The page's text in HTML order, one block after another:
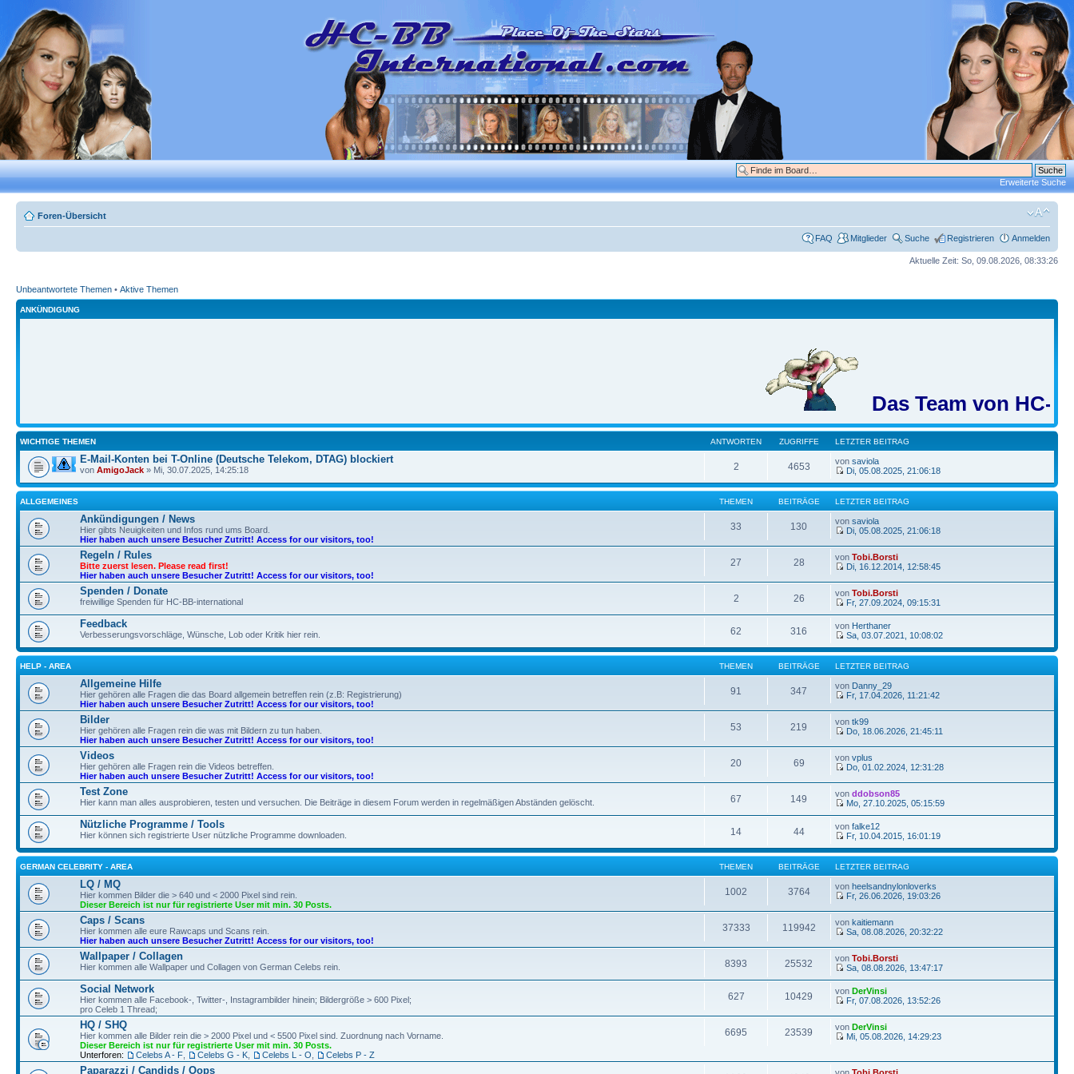
Erweiterte Suche
Foren-Übersicht
FAQ Mitglieder Suche Registrieren Anmelden
Aktuelle Zeit: So, 09.08.2026, 08:33:26
Unbeantwortete Themen • Aktive Themen
ANKÜNDIGUNG
Das Team von HC-BB
WICHTIGE THEMEN ANTWORTEN ZUGRIFFE LETZTER BEITRAG
E-Mail-Konten bei T-Online (Deutsche Telekom, DTAG) blockiert
von AmigoJack » Mi, 30.07.2025, 14:25:18 2 4653 von saviola
Di, 05.08.2025, 21:06:18
ALLGEMEINES THEMEN BEITRÄGE LETZTER BEITRAG
Ankündigungen / News
Hier gibts Neuigkeiten und Infos rund ums Board.
Hier haben auch unsere Besucher Zutritt! Access for our visitors, too!
33 130 von saviola
Di, 05.08.2025, 21:06:18
Regeln / Rules
Bitte zuerst lesen. Please read first!
Hier haben auch unsere Besucher Zutritt! Access for our visitors, too!
27 28 von Tobi.Borsti
Di, 16.12.2014, 12:58:45
Spenden / Donate
freiwillige Spenden für HC-BB-international 2 26 von Tobi.Borsti
Fr, 27.09.2024, 09:15:31
Feedback
Verbesserungsvorschläge, Wünsche, Lob oder Kritik hier rein. 62 316 von Herthaner
Sa, 03.07.2021, 10:08:02
HELP - AREA THEMEN BEITRÄGE LETZTER BEITRAG
Allgemeine Hilfe
Hier gehören alle Fragen die das Board allgemein betreffen rein (z.B: Registrierung)
Hier haben auch unsere Besucher Zutritt! Access for our visitors, too!
91 347 von Danny_29
Fr, 17.04.2026, 11:21:42
Bilder
Hier gehören alle Fragen rein die was mit Bildern zu tun haben.
Hier haben auch unsere Besucher Zutritt! Access for our visitors, too!
53 219 von tk99
Do, 18.06.2026, 21:45:11
Videos
Hier gehören alle Fragen rein die Videos betreffen.
Hier haben auch unsere Besucher Zutritt! Access for our visitors, too!
20 69 von vplus
Do, 01.02.2024, 12:31:28
Test Zone
Hier kann man alles ausprobieren, testen und versuchen. Die Beiträge in diesem Forum werden in regelmäßigen Abständen gelöscht. 67 149 von ddobson85
Mo, 27.10.2025, 05:15:59
Nützliche Programme / Tools
Hier können sich registrierte User nützliche Programme downloaden. 14 44 von falke12
Fr, 10.04.2015, 16:01:19
GERMAN CELEBRITY - AREA THEMEN BEITRÄGE LETZTER BEITRAG
LQ / MQ
Hier kommen Bilder die > 640 und < 2000 Pixel sind rein.
Dieser Bereich ist nur für registrierte User mit min. 30 Posts.
1002 3764 von heelsandnylonloverks
Fr, 26.06.2026, 19:03:26
Caps / Scans
Hier kommen alle eure Rawcaps und Scans rein.
Hier haben auch unsere Besucher Zutritt! Access for our visitors, too!
37333 119942 von kaitiemann
Sa, 08.08.2026, 20:32:22
Wallpaper / Collagen
Hier kommen alle Wallpaper und Collagen von German Celebs rein. 8393 25532 von Tobi.Borsti
Sa, 08.08.2026, 13:47:17
Social Network
Hier kommen alle Facebook-, Twitter-, Instagrambilder hinein; Bildergröße > 600 Pixel;
pro Celeb 1 Thread;
627 10429 von DerVinsi
Fr, 07.08.2026, 13:52:26
HQ / SHQ
Hier kommen alle Bilder rein die > 2000 Pixel und < 5500 Pixel sind. Zuordnung nach Vorname.
Dieser Bereich ist nur für registrierte User mit min. 30 Posts.
Unterforen:
Celebs A - F Celebs G - K Celebs L - O Celebs P - Z
6695 23539 von DerVinsi
Mi, 05.08.2026, 14:29:23
Paparazzi / Candids / Oops von Tobi.Borsti